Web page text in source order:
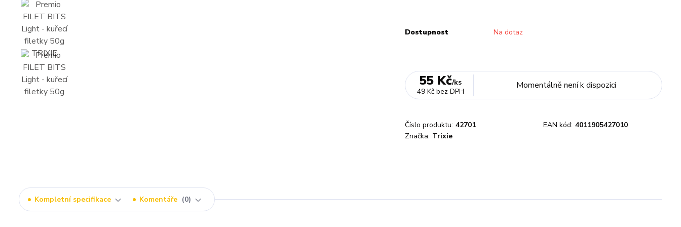
Dostupnost Na dotaz
55 Kč/ks
49 Kč bez DPH
Momentálně není k dispozici
Číslo produktu: 42701 EAN kód: 4011905427010
Značka: Trixie
Kompletní specifikace Komentáře 0